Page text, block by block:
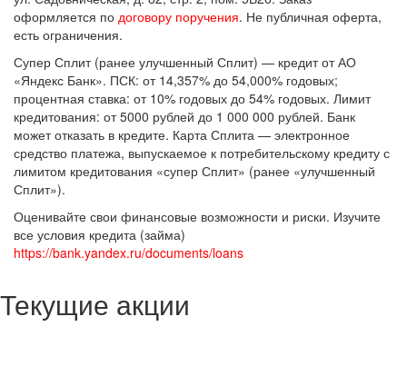
оформляется по договору поручения. Не публичная оферта,
есть ограничения.
Супер Сплит (ранее улучшенный Сплит) — кредит от АО
«Яндекс Банк». ПСК: от 14,357% до 54,000% годовых;
процентная ставка: от 10% годовых до 54% годовых. Лимит
кредитования: от 5000 рублей до 1 000 000 рублей. Банк
может отказать в кредите. Карта Сплита — электронное
средство платежа, выпускаемое к потребительскому кредиту с
лимитом кредитования «супер Сплит» (ранее «улучшенный
Сплит»).
Оценивайте свои финансовые возможности и риски. Изучите
все условия кредита (займа)
https://bank.yandex.ru/documents/loans
Текущие акции